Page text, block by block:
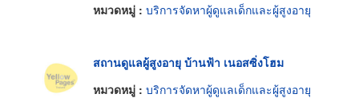
หมวดหมู่ : บริการจัดหาผู้ดูแลเด็กและผู้สูงอายุ
สถานดูแลผู้สูงอายุ บ้านฟ้า เนอสซิ่งโฮม
หมวดหมู่ : บริการจัดหาผู้ดูแลเด็กและผู้สูงอายุ